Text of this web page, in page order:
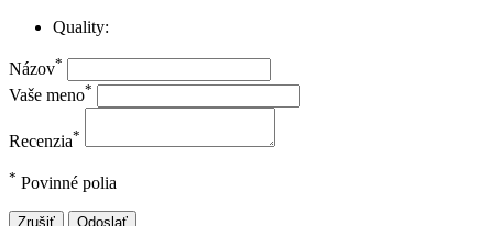
Quality:
Názov*
Vaše meno*
Recenzia*
* Povinné polia
Zrušiť Odoslať